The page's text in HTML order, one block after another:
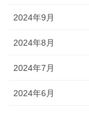
2024年9月
2024年8月
2024年7月
2024年6月